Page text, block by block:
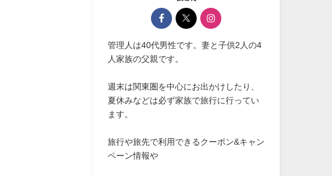
管理人は40代男性です。妻と子供2人の4
人家族の父親です。
週末は関東圏を中心にお出かけしたり、
夏休みなどは必ず家族で旅行に行ってい
ます。
旅行や旅先で利用できるクーポン&キャン
ペーン情報や